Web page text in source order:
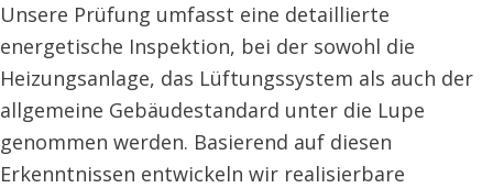
Unsere Prüfung umfasst eine detaillierte
energetische Inspektion, bei der sowohl die
Heizungsanlage, das Lüftungssystem als auch der
allgemeine Gebäudestandard unter die Lupe
genommen werden. Basierend auf diesen
Erkenntnissen entwickeln wir realisierbare